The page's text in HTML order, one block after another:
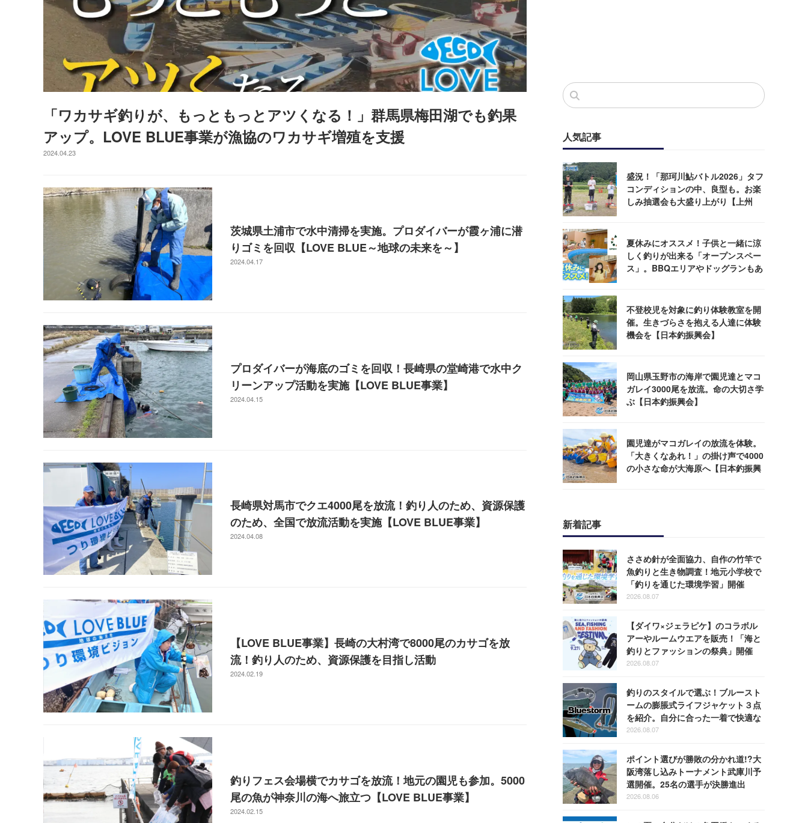
「ワカサギ釣りが、もっともっとアツくなる！」群馬県梅田湖でも釣果
アップ。LOVE BLUE事業が漁協のワカサギ増殖を支援
2024.04.23
茨城県土浦市で水中清掃を実施。プロダイバーが霞ヶ浦に潜
りゴミを回収【LOVE BLUE～地球の未来を～】
2024.04.17
プロダイバーが海底のゴミを回収！長崎県の堂崎港で水中ク
リーンアップ活動を実施【LOVE BLUE事業】
2024.04.15
長崎県対馬市でクエ4000尾を放流！釣り人のため、資源保護
のため、全国で放流活動を実施【LOVE BLUE事業】
2024.04.08
【LOVE BLUE事業】長崎の大村湾で8000尾のカサゴを放
流！釣り人のため、資源保護を目指し活動
2024.02.19
釣りフェス会場横でカサゴを放流！地元の園児も参加。5000
尾の魚が神奈川の海へ旅立つ【LOVE BLUE事業】
2024.02.15
人気記事
盛況！「那珂川鮎バトル2026」タフ
コンディションの中、良型も。お楽
しみ抽選会も大盛り上がり【上州
夏休みにオススメ！子供と一緒に涼
しく釣りが出来る「オープンスペー
ス」。BBQエリアやドッグランもあ
不登校児を対象に釣り体験教室を開
催。生きづらさを抱える人達に体験
機会を【日本釣振興会】
岡山県玉野市の海岸で園児達とマコ
ガレイ3000尾を放流。命の大切さ学
ぶ【日本釣振興会】
園児達がマコガレイの放流を体験。
「大きくなあれ！」の掛け声で4000
の小さな命が大海原へ【日本釣振興
新着記事
ささめ針が全面協力、自作の竹竿で
魚釣りと生き物調査！地元小学校で
「釣りを通じた環境学習」開催
2026.08.07
【ダイワ×ジェラピケ】のコラボル
アーやルームウエアを販売！「海と
釣りとファッションの祭典」開催
2026.08.07
釣りのスタイルで選ぶ！ブルースト
ームの膨脹式ライフジャケット３点
を紹介。自分に合った一着で快適な
釣りを
2026.08.07
ポイント選びが勝敗の分かれ道!?大
阪湾落し込みトーナメント武庫川予
選開催。25名の選手が決勝進出
2026.08.06